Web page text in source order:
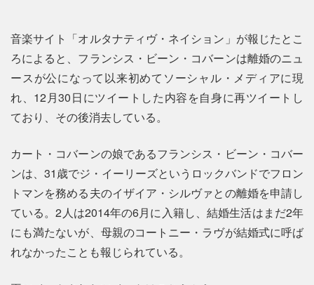
音楽サイト「オルタナティヴ・ネイション」が報じたとこ
ろによると、フランシス・ビーン・コバーンは離婚のニュ
ースが公になって以来初めてソーシャル・メディアに現
れ、12月30日にツイートした内容を自身に再ツイートし
ており、その後消去している。
カート・コバーンの娘であるフランシス・ビーン・コバー
ンは、31歳でジ・イーリーズというロックバンドでフロン
トマンを務める夫のイザイア・シルヴァとの離婚を申請し
ている。2人は2014年の6月に入籍し、結婚生活はまだ2年
にも満たないが、母親のコートニー・ラヴが結婚式に呼ば
れなかったことも報じられている。